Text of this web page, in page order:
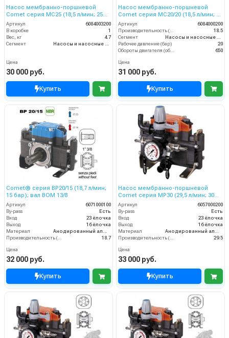
Насос мембранно-поршневой
Comet серия МС25 (18,5 л/мин; 25
бар)
Артикул
6084003200
В коробке
1
Вес, кг
4.7
Сегмент
Цена
30 000 руб.
Купить
Насос мембранно-поршневой
Comet серия МC20/20 (18,5 л/мин; 20
бар)
Артикул
6084000200
18.5
Сегмент
Рабочее давление (бар)
20
650
Цена
31 000 руб.
Купить
Comet® серия ВP20/15 (18,7 л/мин;
15 бар); вал ВОМ 13/8
Артикул
6071000100
By-pass
Есть
Вход
23 ёлочка
Выход
16 ёлочка
Материал
Анодированный алюминий
Производительность (л/мин)
18.7
Цена
32 000 руб.
Купить
Насос мембранно-поршневой
Comet серия МР30 (29,5 л/мин; 30
бар)
Артикул
6057000200
By-pass
Есть
Вход
23 ёлочка
Выход
16 ёлочка
Материал
Анодированный алюминий
Производительность (л/мин)
29.5
Цена
33 000 руб.
Купить